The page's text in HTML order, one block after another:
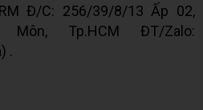
Đ/C: 256/39/8/13 Ấp 02,
Tp.HCM ĐT/Zalo:
.